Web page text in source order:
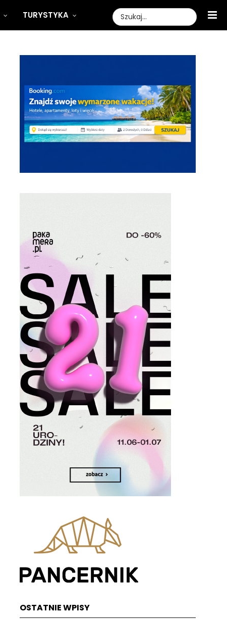
TURYSTYKA
OSTATNIE WPISY